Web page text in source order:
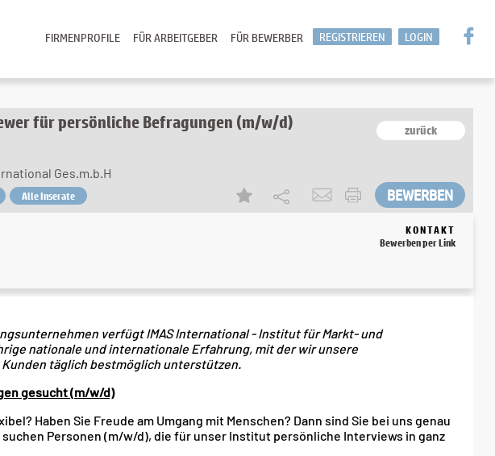
LOGIN
REGISTRIEREN
FÜR BEWERBER
FÜR ARBEITGEBER
FIRMENPROFILE
für persönliche Befragungen (m/w/d) zurück
Ges.m.b.H
Alle Inserate
KONTAKT
Bewerben per Link
verfügt IMAS International - Institut für Markt- und
nationale und internationale Erfahrung, mit der wir unsere
täglich bestmöglich unterstützen.
gesucht (m/w/d)
Haben Sie Freude am Umgang mit Menschen? Dann sind Sie bei uns genau
Personen (m/w/d), die für unser Institut persönliche Interviews in ganz